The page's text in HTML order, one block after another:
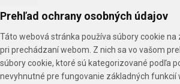
Prehľad ochrany osobných údajov
Táto webová stránka používa súbory cookie
pri prechádzaní webom. Z nich sa vo vašom
súbory cookie, ktoré sú kategorizované podľa
nevyhnutné pre fungovanie základných funkcií